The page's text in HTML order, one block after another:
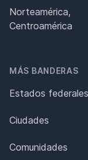
Norteamérica,
Centroamérica
MÁS BANDERAS
Estados federales
Ciudades
Comunidades